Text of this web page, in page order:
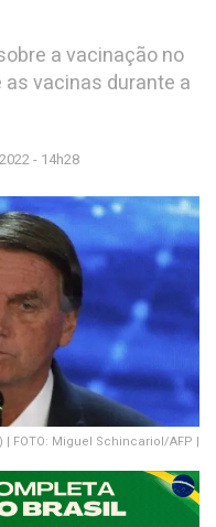
a vacinação no
vacinas durante a
- 14h28
FOTO: Miguel Schincariol/AFP |